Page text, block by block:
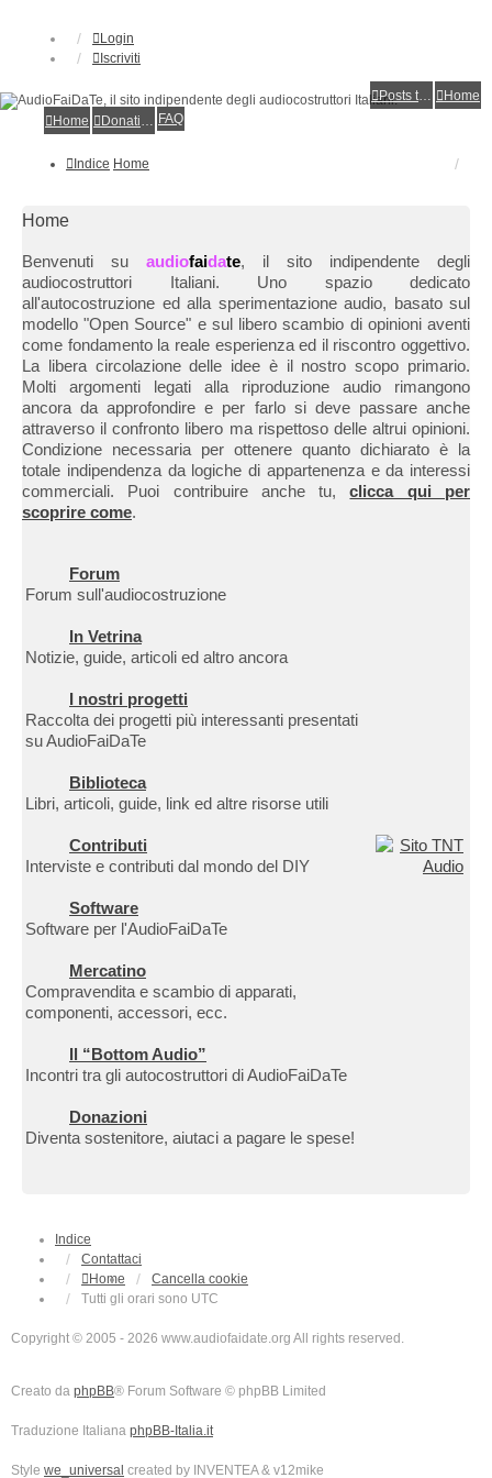
Login
Iscriviti
Posts toplist
Home
Home
Donations FAQ
Indice Home
Home
Benvenuti su audiofaidate, il sito indipendente degli
audiocostruttori Italiani. Uno spazio dedicato
all'autocostruzione ed alla sperimentazione audio, basato sul
modello "Open Source" e sul libero scambio di opinioni aventi
come fondamento la reale esperienza ed il riscontro oggettivo.
La libera circolazione delle idee è il nostro scopo primario.
Molti argomenti legati alla riproduzione audio rimangono
ancora da approfondire e per farlo si deve passare anche
attraverso il confronto libero ma rispettoso delle altrui opinioni.
Condizione necessaria per ottenere quanto dichiarato è la
totale indipendenza da logiche di appartenenza e da interessi
commerciali. Puoi contribuire anche tu,clicca qui per
scoprire come.
Forum
Forum sull'audiocostruzione
In Vetrina
Notizie, guide, articoli ed altro ancora
I nostri progetti
Raccolta dei progetti più interessanti presentati
su AudioFaiDaTe
Biblioteca
Libri, articoli, guide, link ed altre risorse utili
Contributi
Interviste e contributi dal mondo del DIY
Software
Software per l'AudioFaiDaTe
Mercatino
Compravendita e scambio di apparati,
componenti, accessori, ecc.
Il “Bottom Audio”
Incontri tra gli autocostruttori di AudioFaiDaTe
Donazioni
Diventa sostenitore, aiutaci a pagare le spese!
Indice
Contattaci
Home
Cancella cookie
Tutti gli orari sono UTC
Copyright © 2005 - 2026 www.audiofaidate.org All rights reserved.
Creato da phpBB® Forum Software © phpBB Limited
Traduzione Italiana phpBB-Italia.it
Style we_universal created by INVENTEA & v12mike